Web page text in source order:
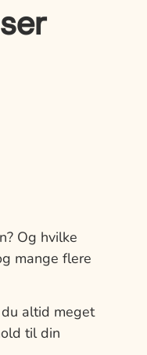
Og hvilke
mange flere
altid meget
til din